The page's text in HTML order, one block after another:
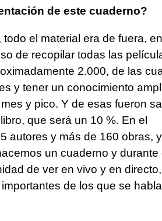
de este cuaderno?
el material era de fuera, en
de recopilar todas las
2.000, de las
y tener un conocimiento
y pico. Y de esas fueron
que será un 10 %. En el
autores y más de 160 obras,
un cuaderno y durante
de ver en vivo y en
de los que se habla